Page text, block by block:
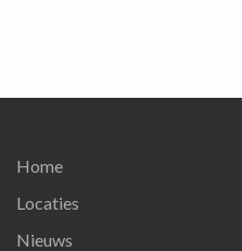
Home
Locaties
Nieuws